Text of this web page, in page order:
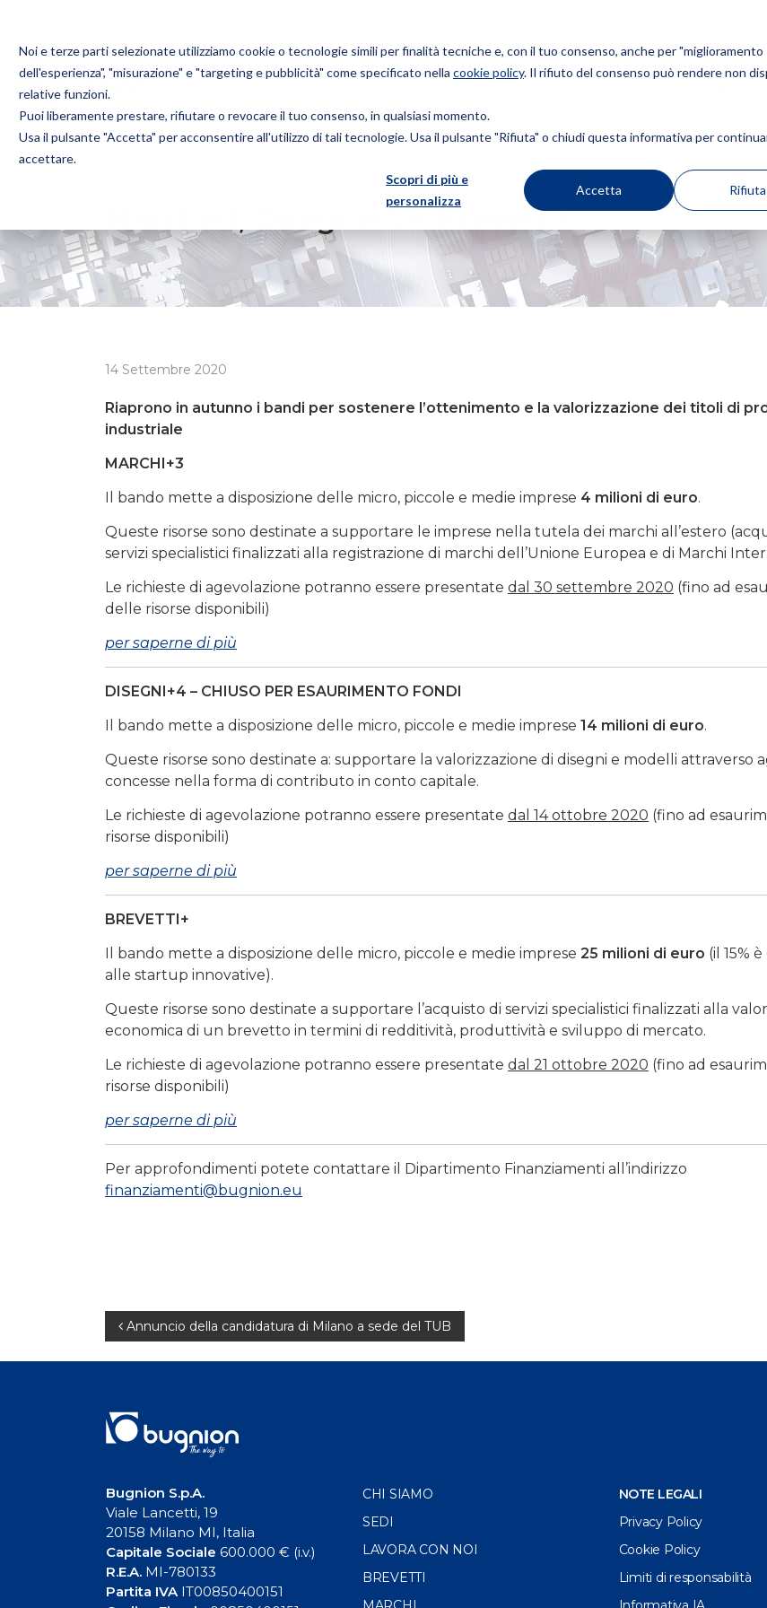
Noi e terze parti selezionate utilizziamo cookie o tecnologie simili per finalità tecniche e, con il tuo consenso, anche per "miglioramento
dell'esperienza", "misurazione" e "targeting e pubblicità" come specificato nella cookie policy. Il rifiuto del consenso può rendere non
relative funzioni.
Puoi liberamente prestare, rifiutare o revocare il tuo consenso, in qualsiasi momento.
Usa il pulsante "Accetta" per acconsentire all'utilizzo di tali tecnologie. Usa il pulsante "Rifiuta" o chiudi questa informativa per
accettare.
Scopri di più e
personalizza
Accetta Rifiuta
Bugnion
The
MARCHI+3, DISEGNI+4 E BREVETTI+
Marchi+3, Disegni+4 e Brevetti+
14 Settembre 2020
Riaprono in autunno i bandi per sostenere l’ottenimento e la valorizzazione dei titoli di
industriale
MARCHI+3
Il bando mette a disposizione delle micro, piccole e medie imprese 4 milioni di euro.
Queste risorse sono destinate a supportare le imprese nella tutela dei marchi all’estero
servizi specialistici finalizzati alla registrazione di marchi dell’Unione Europea e di Marchi
Le richieste di agevolazione potranno essere presentate dal 30 settembre 2020 (fino ad
delle risorse disponibili)
per saperne di più
DISEGNI+4 – CHIUSO PER ESAURIMENTO FONDI
Il bando mette a disposizione delle micro, piccole e medie imprese 14 milioni di euro.
Queste risorse sono destinate a: supportare la valorizzazione di disegni e modelli attraverso
concesse nella forma di contributo in conto capitale.
Le richieste di agevolazione potranno essere presentate dal 14 ottobre 2020 (fino ad
risorse disponibili)
per saperne di più
BREVETTI+
Il bando mette a disposizione delle micro, piccole e medie imprese 25 milioni di euro (il 15%
alle startup innovative).
Queste risorse sono destinate a supportare l’acquisto di servizi specialistici finalizzati alla
economica di un brevetto in termini di redditività, produttività e sviluppo di mercato.
Le richieste di agevolazione potranno essere presentate dal 21 ottobre 2020 (fino ad
risorse disponibili)
per saperne di più
Per approfondimenti potete contattare il Dipartimento Finanziamenti all’indirizzo
finanziamenti@bugnion.eu
Navigazione
articoli
Annuncio della candidatura di Milano a sede del TUB
Bugnion S.p.A.
Viale Lancetti, 19
20158 Milano MI, Italia
Capitale Sociale 600.000 € (i.v.)
R.E.A. MI-780133
Partita IVAIT00850400151
CHI SIAMO
SEDI
LAVORA CON NOI
BREVETTI
NOTE LEGALI
Privacy Policy
Cookie Policy
Limiti di responsabilità